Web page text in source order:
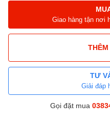
Giao hàng tận nơi
TƯ
Giải đáp
Gọi đặt mua